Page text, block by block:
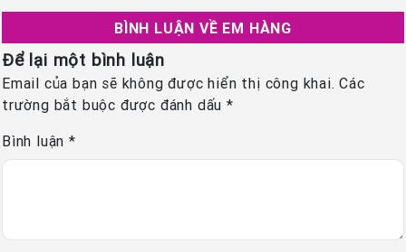
BÌNH LUẬN VỀ EM HÀNG
Để lại một bình luận
Email của bạn sẽ không được hiển thị công khai. Các
trường bắt buộc được đánh dấu*
Bình luận *